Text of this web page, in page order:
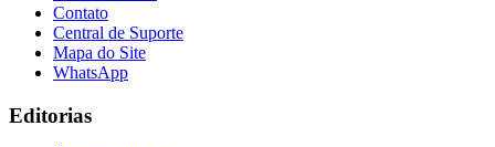
Contato
Central de Suporte
Mapa do Site
WhatsApp
Editorias